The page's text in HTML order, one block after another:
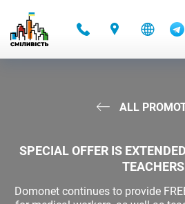
ALL
SPECIAL OFFER IS
Domonet continues to provide